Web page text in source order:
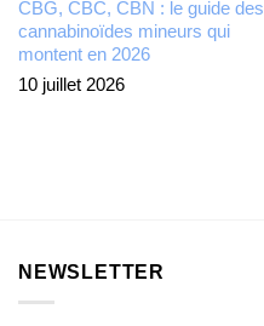
CBG, CBC, CBN : le guide des
cannabinoïdes mineurs qui
montent en 2026
10 juillet 2026
NEWSLETTER